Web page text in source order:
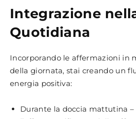
Integrazione
Quotidiana
Incorporando le affermazioni in
della giornata, stai creando un
energia positiva:
Durante la doccia mattutina –